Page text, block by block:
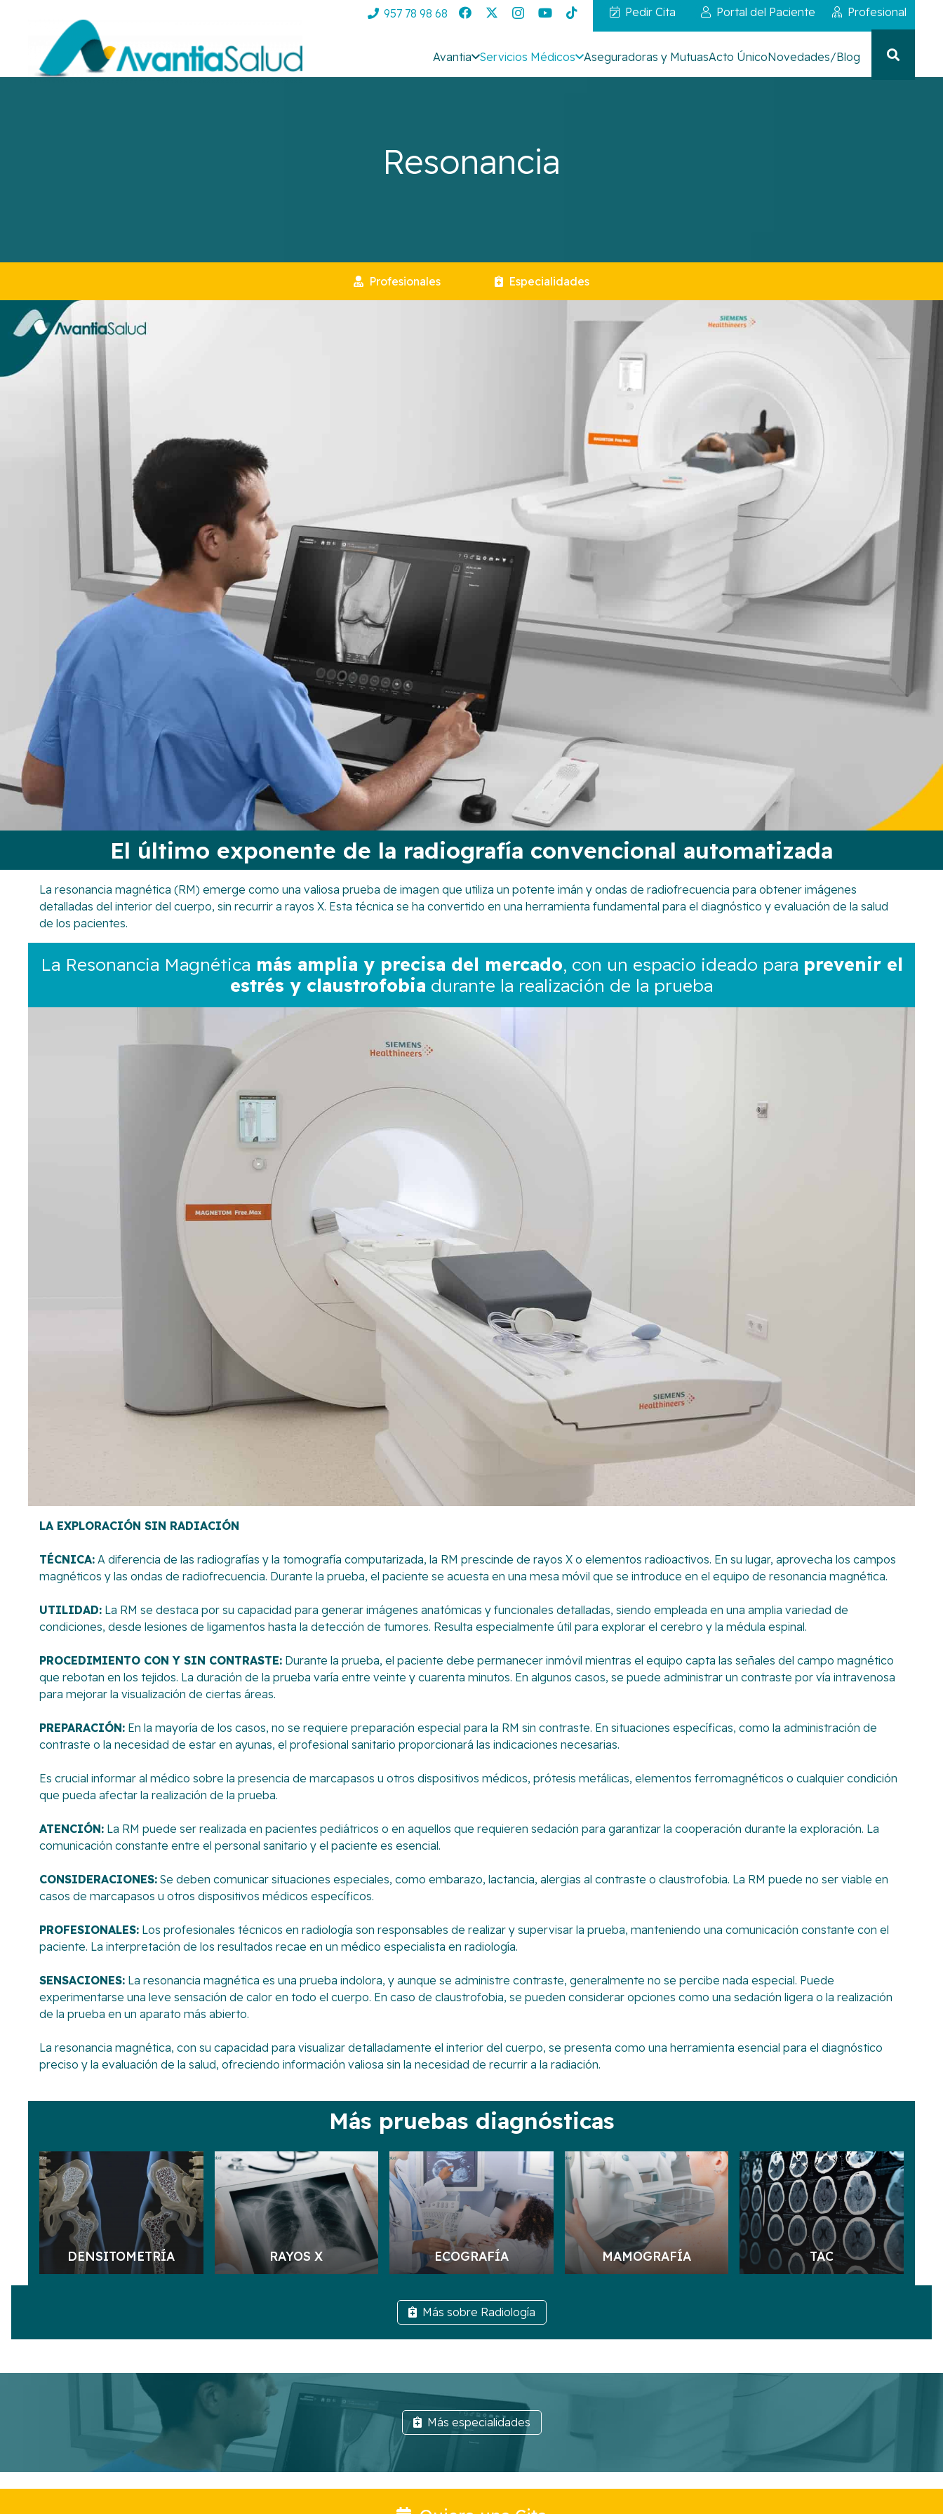
957 78 98 68 Pedir Cita Portal del Paciente Profesional
Avantia Servicios Médicos Aseguradoras y MutuasActo ÚnicoNovedades/Blog
Resonancia
Profesionales Especialidades
El último exponente de la radiografía convencional automatizada
La resonancia magnética (RM) emerge como una valiosa prueba de imagen que utiliza un potente imán y ondas de radiofrecuencia para obtener imágenes
detalladas del interior del cuerpo, sin recurrir a rayos X. Esta técnica se ha convertido en una herramienta fundamental para el diagnóstico y evaluación de la salud
de los pacientes.
La Resonancia Magnética más amplia y precisa del mercado, con un espacio ideado para prevenir el
estrés y claustrofobia durante la realización de la prueba
LA EXPLORACIÓN SIN RADIACIÓN
TÉCNICA: A diferencia de las radiografías y la tomografía computarizada, la RM prescinde de rayos X o elementos radioactivos. En su lugar, aprovecha los campos
magnéticos y las ondas de radiofrecuencia. Durante la prueba, el paciente se acuesta en una mesa móvil que se introduce en el equipo de resonancia magnética.
UTILIDAD: La RM se destaca por su capacidad para generar imágenes anatómicas y funcionales detalladas, siendo empleada en una amplia variedad de
condiciones, desde lesiones de ligamentos hasta la detección de tumores. Resulta especialmente útil para explorar el cerebro y la médula espinal.
PROCEDIMIENTO CON Y SIN CONTRASTE: Durante la prueba, el paciente debe permanecer inmóvil mientras el equipo capta las señales del campo magnético
que rebotan en los tejidos. La duración de la prueba varía entre veinte y cuarenta minutos. En algunos casos, se puede administrar un contraste por vía intravenosa
para mejorar la visualización de ciertas áreas.
PREPARACIÓN: En la mayoría de los casos, no se requiere preparación especial para la RM sin contraste. En situaciones específicas, como la administración de
contraste o la necesidad de estar en ayunas, el profesional sanitario proporcionará las indicaciones necesarias.
Es crucial informar al médico sobre la presencia de marcapasos u otros dispositivos médicos, prótesis metálicas, elementos ferromagnéticos o cualquier condición
que pueda afectar la realización de la prueba.
ATENCIÓN: La RM puede ser realizada en pacientes pediátricos o en aquellos que requieren sedación para garantizar la cooperación durante la exploración. La
comunicación constante entre el personal sanitario y el paciente es esencial.
CONSIDERACIONES: Se deben comunicar situaciones especiales, como embarazo, lactancia, alergias al contraste o claustrofobia. La RM puede no ser viable en
casos de marcapasos u otros dispositivos médicos específicos.
PROFESIONALES: Los profesionales técnicos en radiología son responsables de realizar y supervisar la prueba, manteniendo una comunicación constante con el
paciente. La interpretación de los resultados recae en un médico especialista en radiología.
SENSACIONES: La resonancia magnética es una prueba indolora, y aunque se administre contraste, generalmente no se percibe nada especial. Puede
experimentarse una leve sensación de calor en todo el cuerpo. En caso de claustrofobia, se pueden considerar opciones como una sedación ligera o la realización
de la prueba en un aparato más abierto.
La resonancia magnética, con su capacidad para visualizar detalladamente el interior del cuerpo, se presenta como una herramienta esencial para el diagnóstico
preciso y la evaluación de la salud, ofreciendo información valiosa sin la necesidad de recurrir a la radiación.
Más pruebas diagnósticas
DENSITOMETRÍA RAYOS X ECOGRAFÍA MAMOGRAFÍA TAC
Más sobre Radiología
Más especialidades